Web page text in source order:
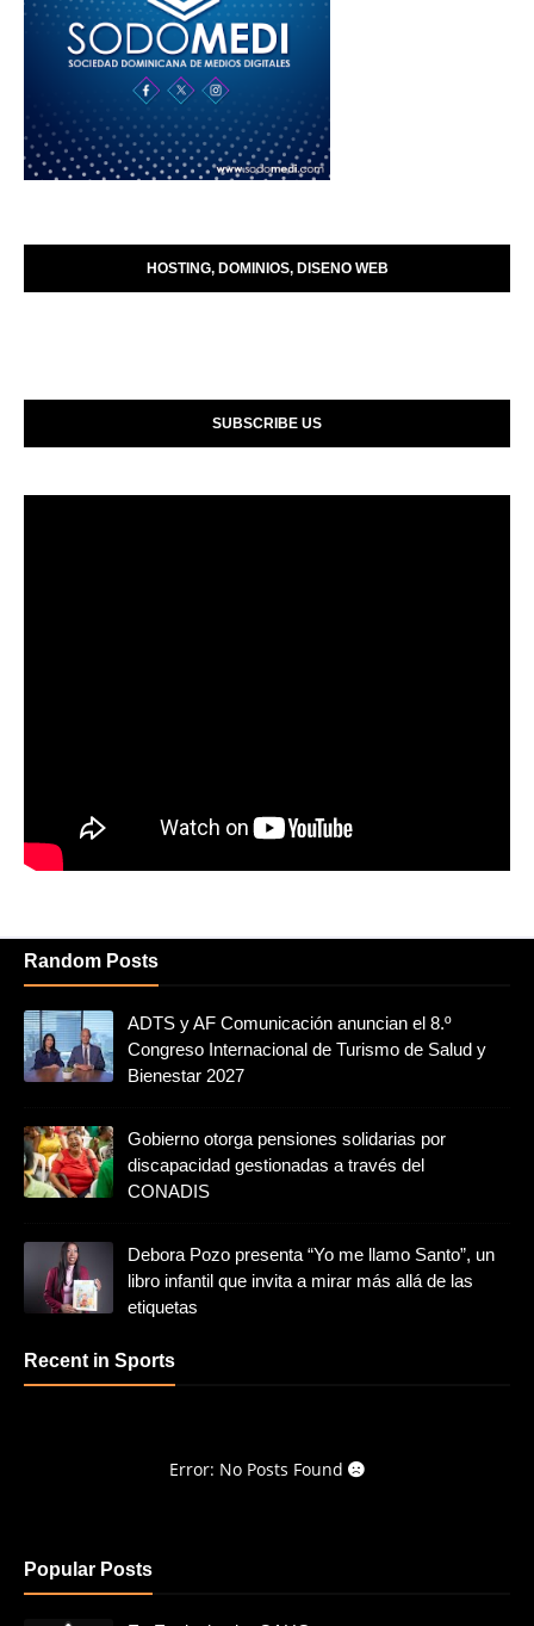
HOSTING, DOMINIOS, DISENO WEB
SUBSCRIBE US
Random Posts
ADTS y AF Comunicación anuncian el 8.º
Congreso Internacional de Turismo de Salud y
Bienestar 2027
Gobierno otorga pensiones solidarias por
discapacidad gestionadas a través del
CONADIS
Debora Pozo presenta “Yo me llamo Santo”, un
libro infantil que invita a mirar más allá de las
etiquetas
Recent in Sports
Error: No Posts Found
Popular Posts